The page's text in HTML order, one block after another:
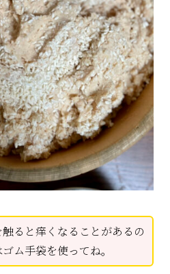
ると痒くなることがあるの
ム手袋を使ってね。